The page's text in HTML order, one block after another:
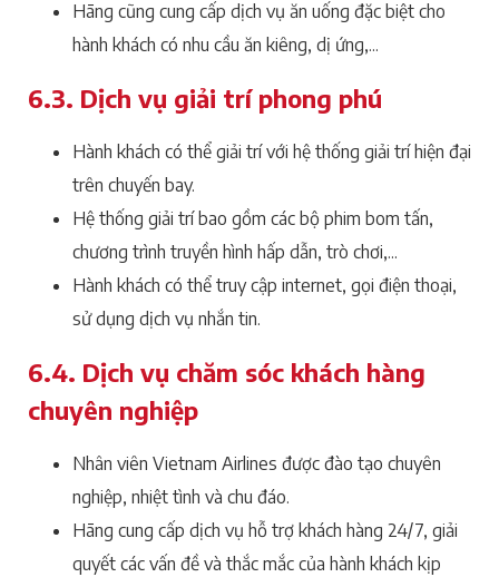
Hãng cũng cung cấp dịch vụ ăn uống đặc biệt cho
hành khách có nhu cầu ăn kiêng, dị ứng,...
6.3. Dịch vụ giải trí phong phú
Hành khách có thể giải trí với hệ thống giải trí hiện đại
trên chuyến bay.
Hệ thống giải trí bao gồm các bộ phim bom tấn,
chương trình truyền hình hấp dẫn, trò chơi,...
Hành khách có thể truy cập internet, gọi điện thoại,
sử dụng dịch vụ nhắn tin.
6.4. Dịch vụ chăm sóc khách hàng
chuyên nghiệp
Nhân viên Vietnam Airlines được đào tạo chuyên
nghiệp, nhiệt tình và chu đáo.
Hãng cung cấp dịch vụ hỗ trợ khách hàng 24/7, giải
quyết các vấn đề và thắc mắc của hành khách kịp